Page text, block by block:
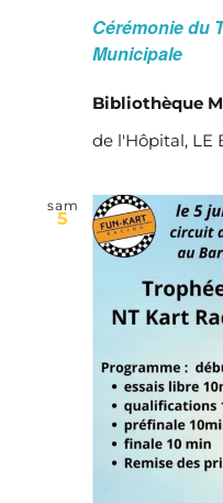
Cérémonie du
Municipale
Bibliothèque
de l'Hôpital, LE
sam
5